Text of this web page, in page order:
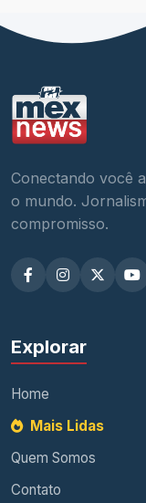
Conectando você
o mundo.
compromisso.
Explorar
Home
Mais Lidas
Quem Somos
Contato